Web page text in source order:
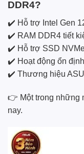
DDR4?
✔️ Hỗ trợ Intel Gen
✔️ RAM DDR4 tiết
✔️ Hỗ trợ SSD
✔️ Hoạt động ổn định
✔️ Thương hiệu
👉 Một trong những
nay.